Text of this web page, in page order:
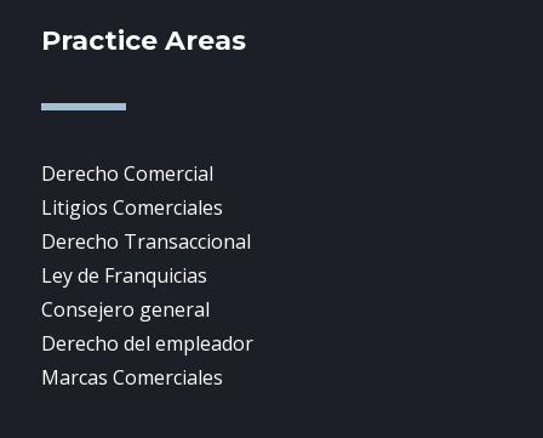
Practice Areas
Derecho Comercial
Litigios Comerciales
Derecho Transaccional
Ley de Franquicias
Consejero general
Derecho del empleador
Marcas Comerciales